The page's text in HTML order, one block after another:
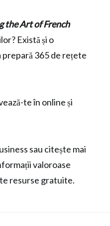
the Art of French
Există și o
365 de rețete
te în online și
sau citește mai
valoroase
resurse gratuite.